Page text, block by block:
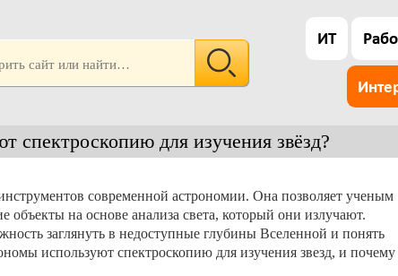
ИТ
спектроскопию для изучения звёзд?
современной астрономии. Она позволяет ученым
объекты на основе анализа света, который они излучают.
заглянуть в недоступные глубины Вселенной и понять
используют спектроскопию для изучения звезд, и почему